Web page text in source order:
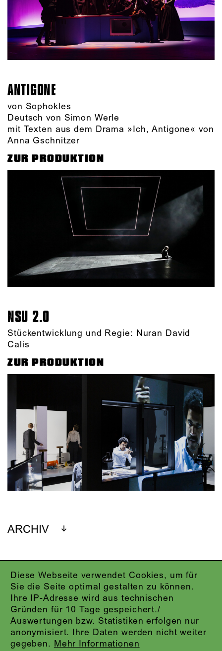
Diese Webseite verwendet Cookies, um für
Sie die Seite optimal gestalten zu können.
Ihre IP-Adresse wird aus technischen
Gründen für 10 Tage gespeichert./
Auswertungen bzw. Statistiken erfolgen nur
anonymisiert. Ihre Daten werden nicht weiter
gegeben. Mehr Informationen
ANTIGONE
von Sophokles
Deutsch von Simon Werle
mit Texten aus dem Drama »Ich, Antigone« von
Anna Gschnitzer
ZUR PRODUKTION
NSU 2.0
Stückentwicklung und Regie: Nuran David
Calis
ZUR PRODUKTION
ARCHIV
IMPRESSUM
DATENSCHUTZ
AGB
KONTAKT
ABO-LOGIN
PRESSE